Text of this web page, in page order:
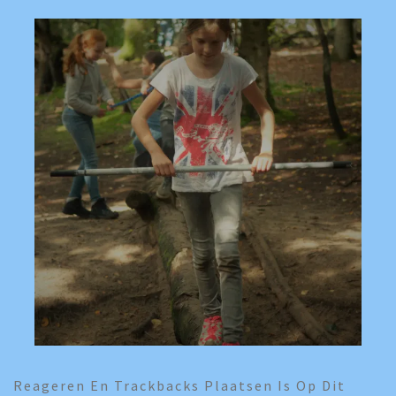
Reageren En Trackbacks Plaatsen Is Op Dit